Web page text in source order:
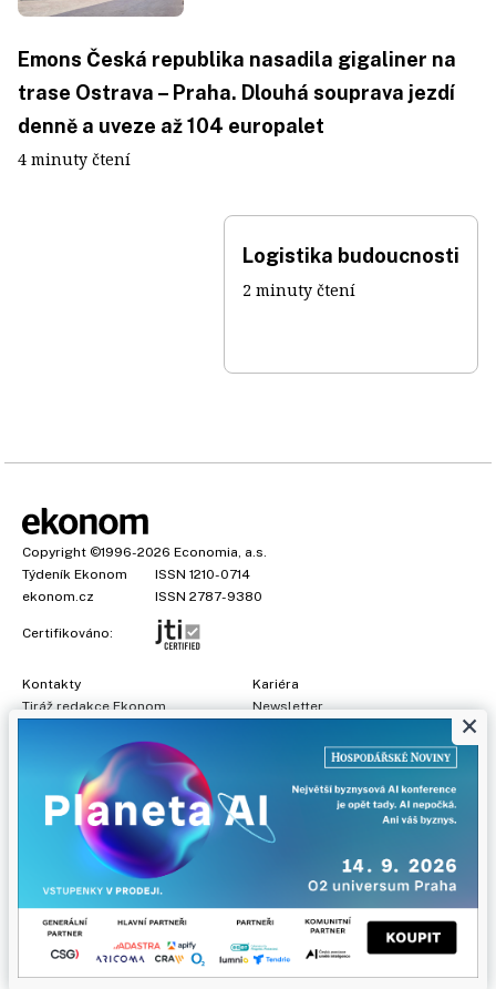
Emons Česká republika nasadila gigaliner na
trase Ostrava – Praha. Dlouhá souprava jezdí
denně a uveze až 104 europalet
4 minuty čtení
Logistika budoucnosti
2 minuty čtení
Copyright ©1996-2026 Economia, a.s.
Týdeník Ekonom
ISSN 1210-0714
ekonom.cz
ISSN 2787-9380
Certifikováno:
Kontakty
Tiráž redakce Ekonom
Kariéra
Newsletter
Prohlášení o cookies
Nastavení soukromí
Ochrana osobních údajů
, obchodní garant:Adéla Formáčková
Jakékoliv užití obsahu, včetně převzetí článků, je bez souhlasu
Economia, a.s. zapovězeno. Bez souhlasu Economia, a.s. je
zapovězeno též rozmnožování obsahu pro účely automatizované
analýzy textů nebo dat podle ustanovení § 39c autorského zákona.
×